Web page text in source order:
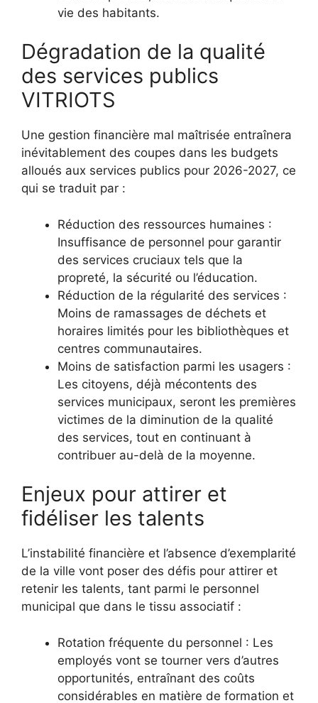
vie des habitants.
Dégradation de la qualité
des services publics
VITRIOTS
Une gestion financière mal maîtrisée entraînera
inévitablement des coupes dans les budgets
alloués aux services publics pour 2026-2027, ce
qui se traduit par :
Réduction des ressources humaines :
Insuffisance de personnel pour garantir
des services cruciaux tels que la
propreté, la sécurité ou l’éducation.
Réduction de la régularité des services :
Moins de ramassages de déchets et
horaires limités pour les bibliothèques et
centres communautaires.
Moins de satisfaction parmi les usagers :
Les citoyens, déjà mécontents des
services municipaux, seront les premières
victimes de la diminution de la qualité
des services, tout en continuant à
contribuer au-delà de la moyenne.
Enjeux pour attirer et
fidéliser les talents
L’instabilité financière et l’absence d’exemplarité
de la ville vont poser des défis pour attirer et
retenir les talents, tant parmi le personnel
municipal que dans le tissu associatif :
Rotation fréquente du personnel : Les
employés vont se tourner vers d’autres
opportunités, entraînant des coûts
considérables en matière de formation et